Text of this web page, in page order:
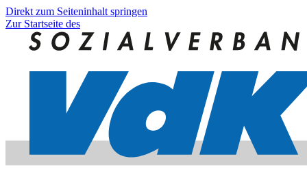
Direkt zum Seiteninhalt springen
Zur Startseite des